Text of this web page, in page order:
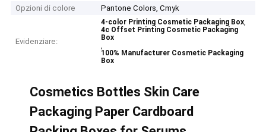
Opzioni di colore
Pantone Colors, Cmyk
Evidenziare:
4-color Printing Cosmetic Packaging Box,
4c Offset Printing Cosmetic Packaging
Box
,
100% Manufacturer Cosmetic Packaging
Box
Cosmetics Bottles Skin Care
Packaging Paper Cardboard